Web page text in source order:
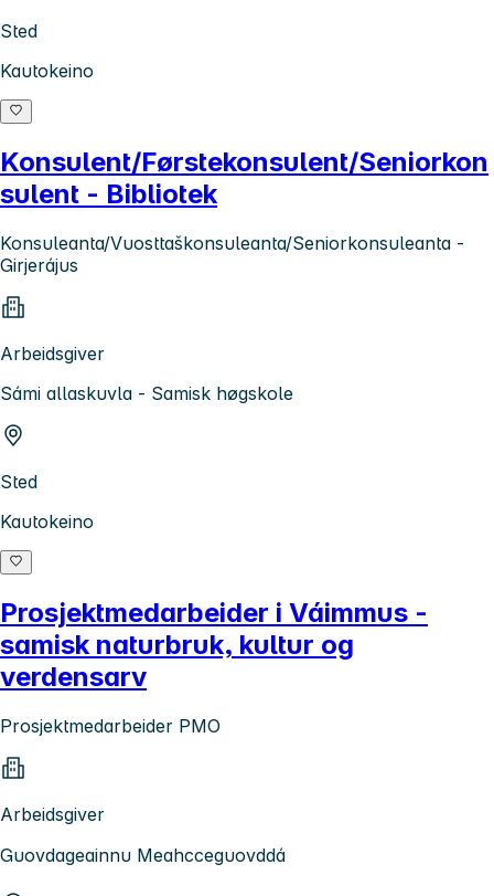
Sted
Kautokeino
Konsulent/Førstekonsulent/Seniorkon
sulent - Bibliotek
Konsuleanta/Vuosttaškonsuleanta/Seniorkonsuleanta -
Girjerájus
Arbeidsgiver
Sámi allaskuvla - Samisk høgskole
Sted
Kautokeino
Prosjektmedarbeider i Váimmus -
samisk naturbruk, kultur og
verdensarv
Prosjektmedarbeider PMO
Arbeidsgiver
Guovdageainnu Meahcceguovddá